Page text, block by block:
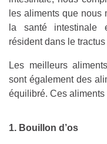
les aliments que nous
la santé intestinale
résident dans le
Les meilleurs
sont également des
équilibré. Ces aliments
1. Bouillon d’os